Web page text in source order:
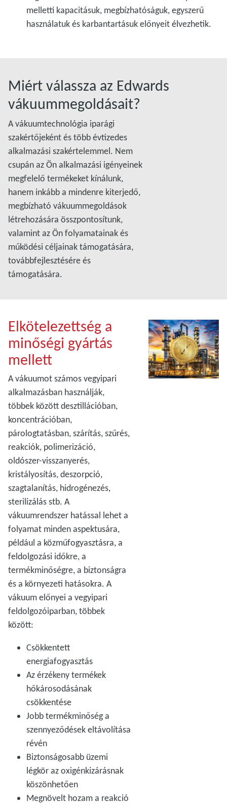
melletti kapacitásuk, megbízhatóságuk, egyszerű
használatuk és karbantartásuk előnyeit élvezhetik.
Miért válassza az Edwards
vákuummegoldásait?
A vákuumtechnológia iparági
szakértőjeként és több évtizedes
alkalmazási szakértelemmel. Nem
csupán az Ön alkalmazási igényeinek
megfelelő termékeket kínálunk,
hanem inkább a mindenre kiterjedő,
megbízható vákuummegoldások
létrehozására összpontosítunk,
valamint az Ön folyamatainak és
működési céljainak támogatására,
továbbfejlesztésére és
támogatására.
Elkötelezettség a
minőségi gyártás
mellett
A vákuumot számos vegyipari
alkalmazásban használják,
többek között desztillációban,
koncentrációban,
párologtatásban, szárítás, szűrés,
reakciók, polimerizáció,
oldószer-visszanyerés,
kristályosítás, deszorpció,
szagtalanítás, hidrogénezés,
sterilizálás stb. A
vákuumrendszer hatással lehet a
folyamat minden aspektusára,
például a közműfogyasztásra, a
feldolgozási időkre, a
termékminőségre, a biztonságra
és a környezeti hatásokra. A
vákuum előnyei a vegyipari
feldolgozóiparban, többek
között:
Csökkentett
energiafogyasztás
Az érzékeny termékek
hőkárosodásának
csökkentése
Jobb termékminőség a
szennyeződések eltávolítása
révén
Biztonságosabb üzemi
légkör az oxigénkizárásnak
köszönhetően
Megnövelt hozam a reakció